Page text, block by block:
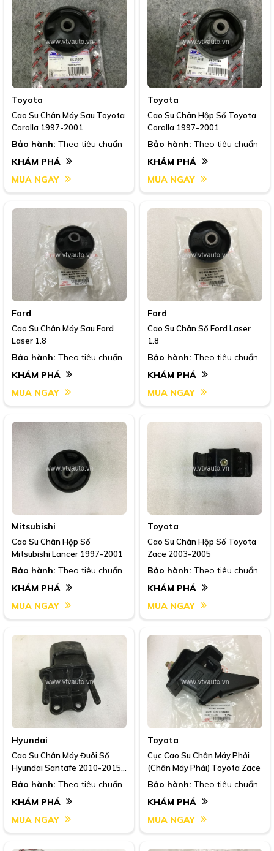
Toyota
Cao Su Chân Máy Sau Toyota
Corolla 1997-2001
Bảo hành: Theo tiêu chuẩn
KHÁM PHÁ
MUA NGAY
Toyota
Cao Su Chân Hộp Số Toyota
Corolla 1997-2001
Bảo hành: Theo tiêu chuẩn
KHÁM PHÁ
MUA NGAY
Ford
Cao Su Chân Máy Sau Ford
Laser 1.8
Bảo hành: Theo tiêu chuẩn
KHÁM PHÁ
MUA NGAY
Ford
Cao Su Chân Số Ford Laser
1.8
Bảo hành: Theo tiêu chuẩn
KHÁM PHÁ
MUA NGAY
Mitsubishi
Cao Su Chân Hộp Số
Mitsubishi Lancer 1997-2001
Bảo hành: Theo tiêu chuẩn
KHÁM PHÁ
MUA NGAY
Toyota
Cao Su Chân Hộp Số Toyota
Zace 2003-2005
Bảo hành: Theo tiêu chuẩn
KHÁM PHÁ
MUA NGAY
Hyundai
Cao Su Chân Máy Đuôi Số
Hyundai Santafe 2010-2015,
Máy Dầu
Bảo hành: Theo tiêu chuẩn
KHÁM PHÁ
MUA NGAY
Toyota
Cục Cao Su Chân Máy Phải
(Chân Máy Phải) Toyota Zace
Bảo hành: Theo tiêu chuẩn
KHÁM PHÁ
MUA NGAY